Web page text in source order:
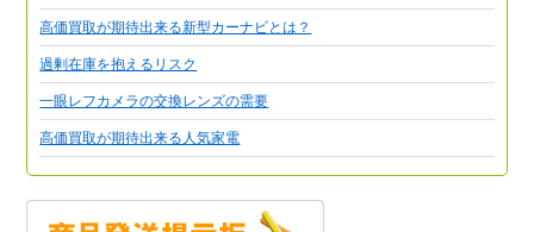
高価買取が期待出来る新型カーナビとは？
過剰在庫を抱えるリスク
一眼レフカメラの交換レンズの需要
高価買取が期待出来る人気家電